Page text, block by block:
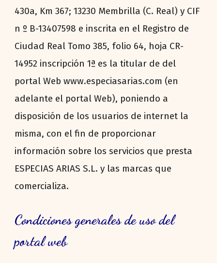
430a, Km 367; 13230 Membrilla (C. Real) y CIF
n º B-13407598 e inscrita en el Registro de
Ciudad Real Tomo 385, folio 64, hoja CR-
14952 inscripción 1ª es la titular de del
portal Web www.especiasarias.com (en
adelante el portal Web), poniendo a
disposición de los usuarios de internet la
misma, con el fin de proporcionar
información sobre los servicios que presta
ESPECIAS ARIAS S.L. y las marcas que
comercializa.
Condiciones generales de uso del
portal web